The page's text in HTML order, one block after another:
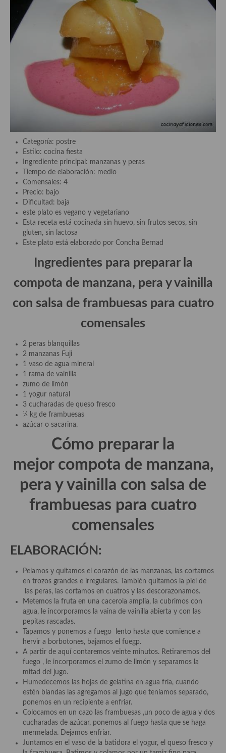
Recetas
Acompañamientos
Airfryer recetas
Aderezos, salsas, vinagretas, especias, hierbas aromáticas o
aditivos
Especias, mezclas de especias
Hierbas aromáticas
Aceites
Mojos y pastas
Sales y polvos
Salsas y mojos
Adobos
demás
Entrantes y primeros platos
Ensaladas
Entrantes
Gazpachos, salmorejos, sopas y cremas frías
Quínoa
Pasta
Arroces Y fideuás
Legumbres y cereales
Cuscús
Huevos
Masas elaboradas con harina, pizzas, quiches y demás
Plato principal
Aves
Carne
Pescado y Marisco
Postres y dulces
Postres con frutas
Quesos, recetas
Salazones y encurtidos
Recetas Especiales
Recetas de Cuaresma
Recetas maridadas con los mejores AOVES
Categoría: postre
Estilo: cocina fiesta
Ingrediente principal: manzanas y peras
Tiempo de elaboración: medio
Comensales: 4
Precio: bajo
Dificultad: baja
este plato es vegano y vegetariano
Esta receta está cocinada sin huevo, sin frutos secos, sin
gluten, sin lactosa
Este plato está elaborado por Concha Bernad
Ingredientes para preparar la
compota de manzana, pera y vainilla
con salsa de frambuesas para cuatro
comensales
2 peras blanquillas
2 manzanas Fuji
1 vaso de agua mineral
1 rama de vainilla
zumo de limón
1 yogur natural
3 cucharadas de queso fresco
¼ kg de frambuesas
azúcar o sacarina.
Cómo preparar la
mejor compota de manzana,
pera y vainilla con salsa de
frambuesas para cuatro
comensales
ELABORACIÓN:
Pelamos y quitamos el corazón de las manzanas, las cortamos
en trozos grandes e irregulares. También quitamos la piel de
las peras, las cortamos en cuatros y las descorazonamos.
Metemos la fruta en una cacerola amplia, la cubrimos con
agua, le incorporamos la vaina de vainilla abierta y con las
pepitas rascadas.
Tapamos y ponemos a fuego lento hasta que comience a
hervir a borbotones, bajamos el fuegp.
A partir de aquí contaremos veinte minutos. Retiraremos del
fuego , le incorporamos el zumo de limón y separamos la
mitad del jugo.
Humedecemos las hojas de gelatina en agua fría, cuando
estén blandas las agregamos al jugo que teníamos separado,
ponemos en un recipiente a enfriar.
Colocamos en un cazo las frambuesas ,un poco de agua y dos
cucharadas de azúcar, ponemos al fuego hasta que se haga
mermelada. Dejamos enfriar.
Juntamos en el vaso de la batidora el yogur, el queso fresco y